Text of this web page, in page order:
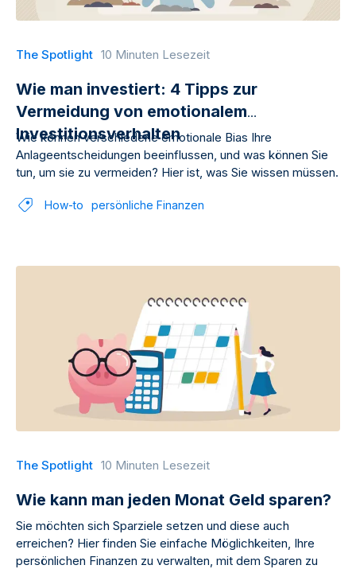
The Spotlight 10 Minuten Lesezeit
Wie man investiert: 4 Tipps zur
Vermeidung von emotionalem
Investitionsverhalten
Wie können verschiedene emotionale Bias Ihre
Anlageentscheidungen beeinflussen, und was können Sie
tun, um sie zu vermeiden? Hier ist, was Sie wissen müssen.
How-to persönliche Finanzen
The Spotlight 10 Minuten Lesezeit
Wie kann man jeden Monat Geld sparen?
Sie möchten sich Sparziele setzen und diese auch
erreichen? Hier finden Sie einfache Möglichkeiten, Ihre
persönlichen Finanzen zu verwalten, mit dem Sparen zu